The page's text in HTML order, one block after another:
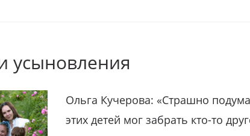
усыновления
Ольга Кучерова: «Страшно
этих детей мог забрать кто-то